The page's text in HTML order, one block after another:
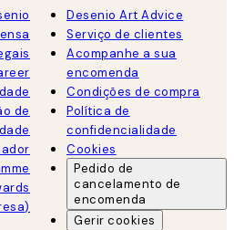
de
Desenio Art Advice
Serviço de clientes
Acompanhe a sua
encomenda
Condições de compra
Política de
confidencialidade
Cookies
Pedido de
cancelamento de
encomenda
Gerir cookies